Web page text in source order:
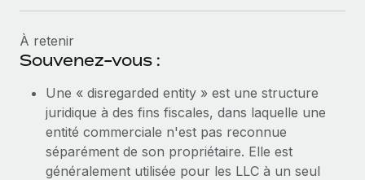
À retenir
Souvenez-vous :
Une « disregarded entity » est une structure
juridique à des fins fiscales, dans laquelle une
entité commerciale n'est pas reconnue
séparément de son propriétaire. Elle est
généralement utilisée pour les LLC à un seul